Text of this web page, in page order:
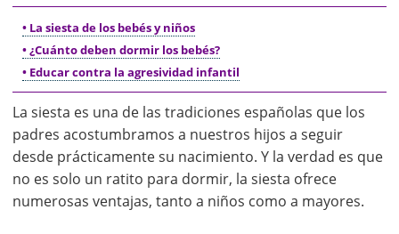
• La siesta de los bebés y niños
• ¿Cuánto deben dormir los bebés?
• Educar contra la agresividad infantil
La siesta es una de las tradiciones españolas que los
padres acostumbramos a nuestros hijos a seguir
desde prácticamente su nacimiento. Y la verdad es que
no es solo un ratito para dormir, la siesta ofrece
numerosas ventajas, tanto a niños como a mayores.